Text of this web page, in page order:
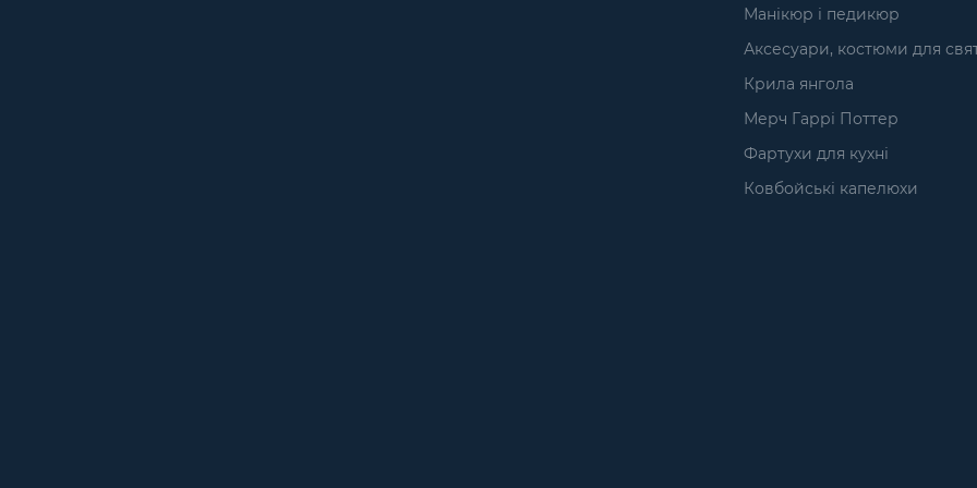
Манікюр і педикюр
Аксесуари, костюми для
Крила янгола
Мерч Гаррі Поттер
Фартухи для кухні
Ковбойські капелюхи